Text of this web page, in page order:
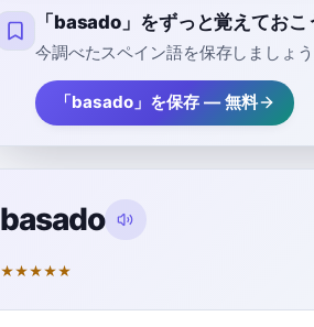
「basado」をずっと覚えておこ
今調べたスペイン語を保存しましょ
「basado」を保存 — 無料
basado
★★★★★